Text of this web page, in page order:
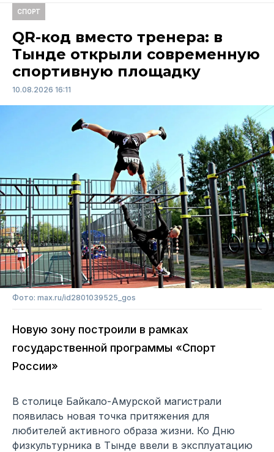
СПОРТ
QR-код вместо тренера: в
Тынде открыли современную
спортивную площадку
10.08.2026 16:11
Фото: max.ru/id2801039525_gos
Новую зону построили в рамках
государственной программы «Спорт
России»
В столице Байкало-Амурской магистрали
появилась новая точка притяжения для
любителей активного образа жизни. Ко Дню
физкультурника в Тынде ввели в эксплуатацию